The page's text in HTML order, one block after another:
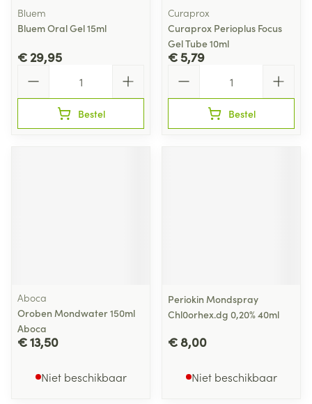
Bluem
Bluem Oral Gel 15ml
€ 29,95
Bestel
Curaprox
Curaprox Perioplus Focus
Gel Tube 10ml
€ 5,79
Bestel
Aboca
Oroben Mondwater 150ml
Aboca
€ 13,50
Niet beschikbaar
Periokin Mondspray
Chl0orhex.dg 0,20% 40ml
€ 8,00
Niet beschikbaar